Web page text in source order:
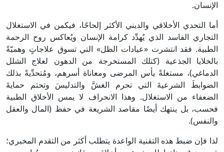
الإنسان.
أما التحدي الأخلاقي والديني الأكثر إلحاحًا، فيكمن في الاستغلال
التجاري الفاسد الذي يُهدِّد كرامة الإنسان ويُعاكس روح الرحمة
الطبية. فقد انتشرت «عيادات الظل» التي تسوق علاجاتٍ وهميّةً
بالخلايا الجذعية (كتلك المستخرجة من الدهون لعلاج الشلل
الدماغي)، مستغلةً يأس المرضى ومعاناة أسرهم، ومُتحدِّيةً بذلك
الضوابطَ الشرعيةَ التي تحرم الغشَّ والتدليسَ وتحتم حمايةَ
الضعفاء من الاستغلال. وهذا الانحراف لا يمس الأخلاق الطبية
فحسب، بل ينتهك أيضًا مقاصد الشريعة في حفظ (المال والعقل
والنفس).
لذا فإن ضبط هذه التقنية الواعدة يتطلب أكثر من التقدم المخبري؛